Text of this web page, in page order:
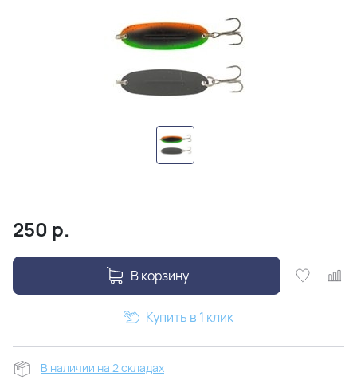
250 р.
В корзину
Купить в 1 клик
В наличии на 2 складах